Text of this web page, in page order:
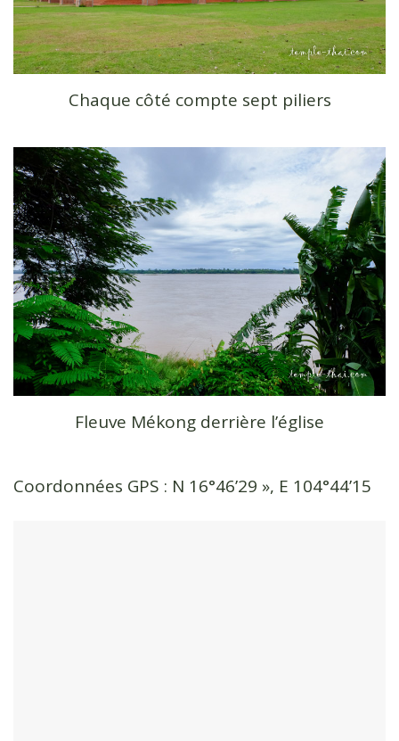
Chaque côté compte sept piliers
Fleuve Mékong derrière l’église
Coordonnées GPS : N 16°46’29 », E 104°44’15